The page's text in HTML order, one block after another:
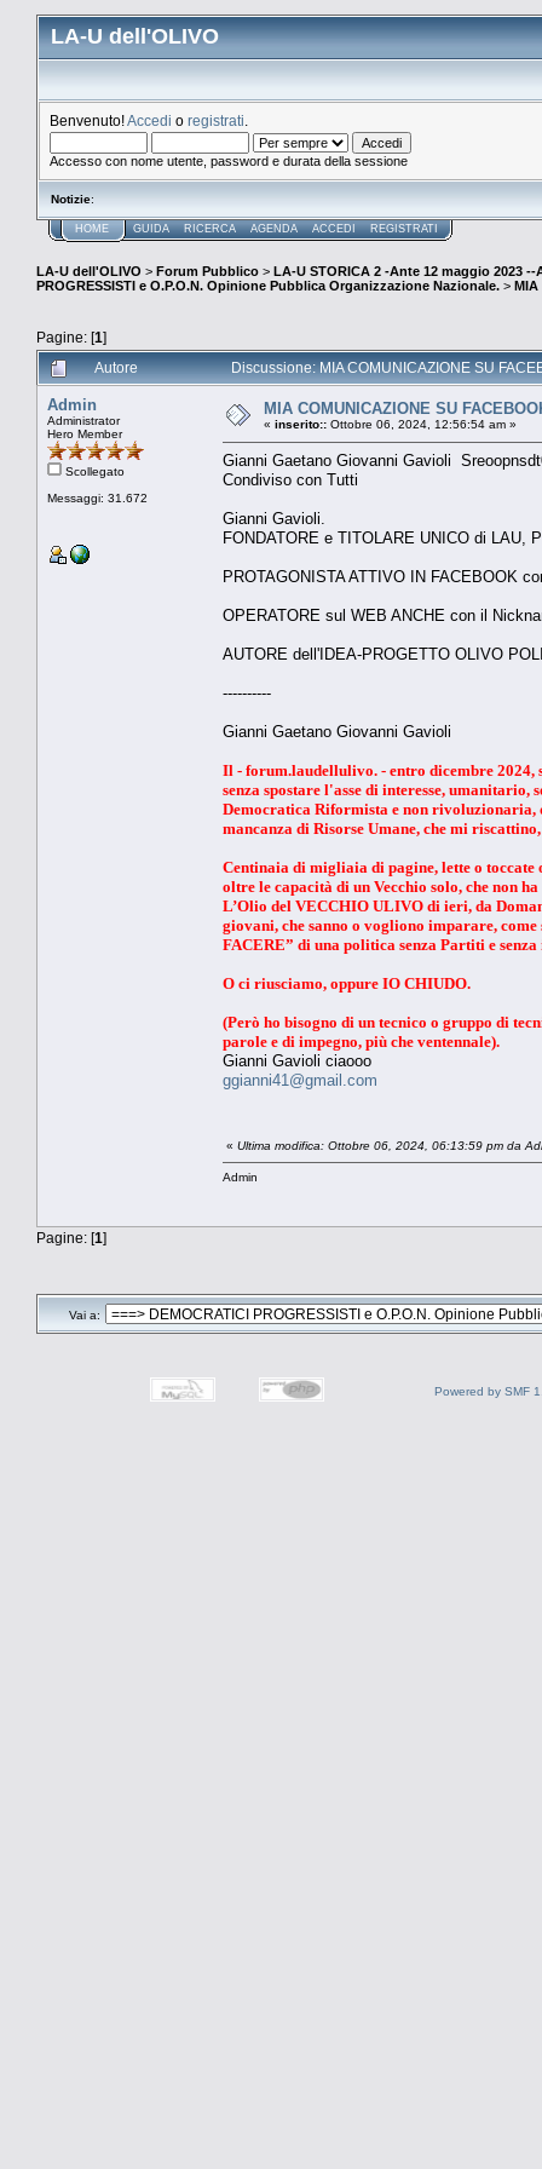
LA-U dell'OLIVO
Benvenuto!Accedi o registrati
Accesso con nome utente, password e durata della sessione
Notizie:
HOME GUIDA RICERCA AGENDA ACCEDI REGISTRATI
LA-U dell'OLIVO > Forum Pubblico > LA-U STORICA 2 -Ante 12 maggio 2023 --
PROGRESSISTI e O.P.O.N. Opinione Pubblica Organizzazione Nazionale. >
Pagine: [1]
Autore
Discussione: MIA COMUNICAZIONE SU
Admin
Administrator
Hero Member
Scollegato
Messaggi: 31.672
MIA COMUNICAZIONE SU
« inserito:: Ottobre 06, 2024, 12:56:54 am »
Gianni Gaetano Giovanni Gavioli
Condiviso con Tutti
Gianni Gavioli.
FONDATORE e TITOLARE UNICO di LAU,
PROTAGONISTA ATTIVO IN FACEBOOK
OPERATORE sul WEB ANCHE con il
AUTORE dell'IDEA-PROGETTO OLIVO
----------
Gianni Gaetano Giovanni Gavioli
Il - forum.laudellulivo. - entro dicembre 2024,
senza spostare l'asse di interesse,
Democratica Riformista e non rivoluzionaria,
mancanza di Risorse Umane, che mi
Centinaia di migliaia di pagine, lette o toccate
oltre le capacità di un Vecchio solo, che non
L’Olio del VECCHIO ULIVO di ieri, da
giovani, che sanno o vogliono imparare,
FACERE” di una politica senza Partiti e
O ci riusciamo, oppure IO CHIUDO.
(Però ho bisogno di un tecnico o gruppo di
parole e di impegno, più che ventennale).
Gianni Gavioli ciaooo
ggianni41@gmail.com
« Ultima modifica: Ottobre 06, 2024, 06:13:59 pm da
Admin
Pagine: [1]
Vai a:
Powered by SMF